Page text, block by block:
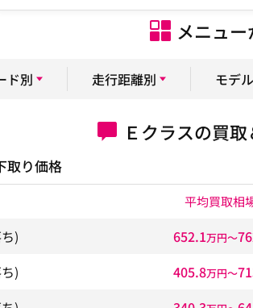
メニュ
ド別 走行距離別 モデ
Ｅクラスの買
取り価格
平均買取相
) 652.1万円〜
) 405.8万円〜